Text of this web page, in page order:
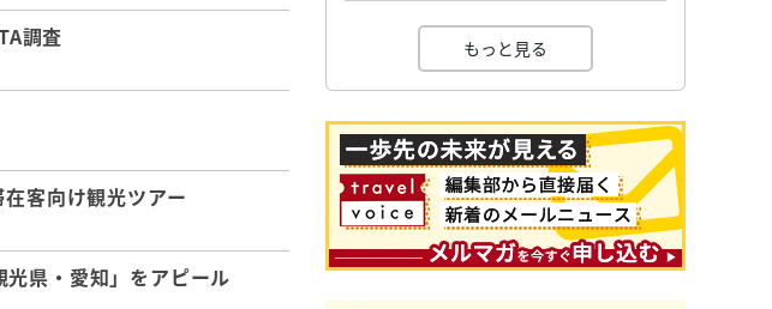
調査
客向け観光ツアー
県・愛知」をアピール
もっと見る